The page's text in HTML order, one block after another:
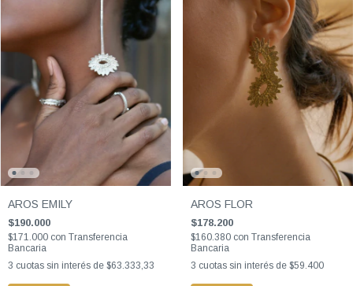
AROS EMILY
$190.000
$171.000 con Transferencia
Bancaria
3 cuotas sin interés de $63.333,33
AROS FLOR
$178.200
$160.380 con Transferencia
Bancaria
3 cuotas sin interés de $59.400